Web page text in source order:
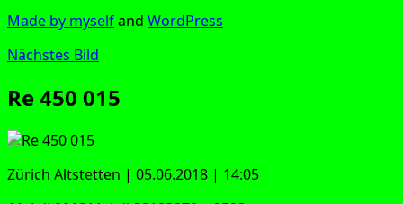
Made by mys­elfand Word­Press
Nächstes Bild
Re 450 015
Zürich Alt­stet­ten | 05.06.2018 | 14:05